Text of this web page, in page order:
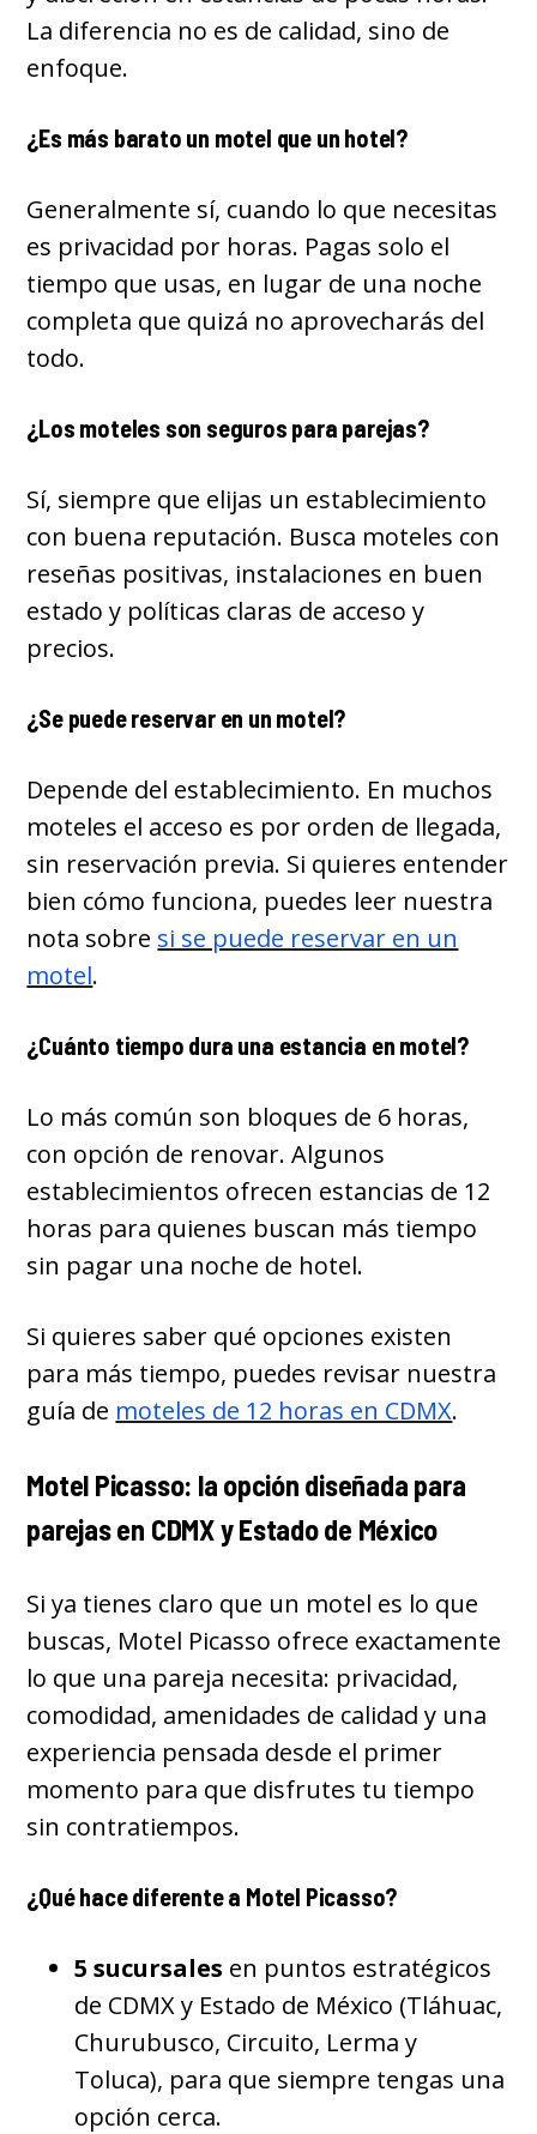
La diferencia no es de calidad, sino de
enfoque.
¿Es más barato un motel que un hotel?
Generalmente sí, cuando lo que necesitas
es privacidad por horas. Pagas solo el
tiempo que usas, en lugar de una noche
completa que quizá no aprovecharás del
todo.
¿Los moteles son seguros para parejas?
Sí, siempre que elijas un establecimiento
con buena reputación. Busca moteles con
reseñas positivas, instalaciones en buen
estado y políticas claras de acceso y
precios.
¿Se puede reservar en un motel?
Depende del establecimiento. En muchos
moteles el acceso es por orden de llegada,
sin reservación previa. Si quieres entender
bien cómo funciona, puedes leer nuestra
nota sobre si se puede reservar en un
motel.
¿Cuánto tiempo dura una estancia en motel?
Lo más común son bloques de 6 horas,
con opción de renovar. Algunos
establecimientos ofrecen estancias de 12
horas para quienes buscan más tiempo
sin pagar una noche de hotel.
Si quieres saber qué opciones existen
para más tiempo, puedes revisar nuestra
guía de moteles de 12 horas en CDMX.
Motel Picasso: la opción diseñada para
parejas en CDMX y Estado de México
Si ya tienes claro que un motel es lo que
buscas, Motel Picasso ofrece exactamente
lo que una pareja necesita: privacidad,
comodidad, amenidades de calidad y una
experiencia pensada desde el primer
momento para que disfrutes tu tiempo
sin contratiempos.
¿Qué hace diferente a Motel Picasso?
5 sucursales en puntos estratégicos
de CDMX y Estado de México (Tláhuac,
Churubusco, Circuito, Lerma y
Toluca), para que siempre tengas una
opción cerca.